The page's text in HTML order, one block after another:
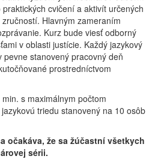
cvičení a aktivít určených
Hlavným zameraním
Kurz bude viesť odborný
v oblasti justície. Každý jazykový
stanovený pracovný deň
prostredníctvom
s maximálnym počtom
triedu stanovený na 10 osôb
očakáva, že sa žúčastní všetkych
sérii.